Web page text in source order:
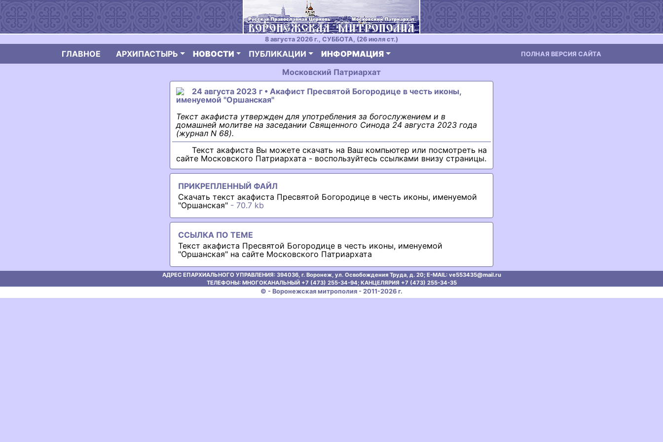
8 августа 2026 г., СУББОТА, (26 июля ст.)
ГЛАВНОЕ АРХИПАСТЫРЬ НОВОСТИ ПУБЛИКАЦИИ ИНФОРМАЦИЯ ПОЛНАЯ ВЕРСИЯ САЙТА
Московский Патриархат
24 августа 2023 г • Акафист Пресвятой Богородице в честь иконы,
именуемой "Оршанская"
Текст акафиста утвержден для употребления за богослужением и в
домашней молитве на заседании Священного Синода 24 августа 2023 года
(журнал N 68).
Текст акафиста Вы можете скачать на Ваш компьютер или посмотреть на
сайте Московского Патриархата - воспользуйтесь ссылками внизу страницы.
ПРИКРЕПЛЕННЫЙ ФАЙЛ
Скачать текст акафиста Пресвятой Богородице в честь иконы, именуемой
"Оршанская" - 70.7 kb
ССЫЛКА ПО ТЕМЕ
Текст акафиста Пресвятой Богородице в честь иконы, именуемой
"Оршанская" на сайте Московского Патриархата
АДРЕС ЕПАРХИАЛЬНОГО УПРАВЛЕНИЯ: 394036, г. Воронеж, ул. Освобождения Труда, д. 20; E-MAIL: ve553435@mаil.ru
ТЕЛЕФОНЫ: МНОГОКАНАЛЬНЫЙ +7 (473) 255-34-94; КАНЦЕЛЯРИЯ +7 (473) 255-34-35
© - Воронежская митрополия - 2011-2026 г.